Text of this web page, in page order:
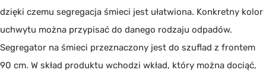
dzięki czemu segregacja śmieci jest ułatwiona. Konkretny kolor
uchwytu można przypisać do danego rodzaju odpadów.
Segregator na śmieci przeznaczony jest do szuflad z frontem
90 cm. W skład produktu wchodzi wkład, który można dociąć,